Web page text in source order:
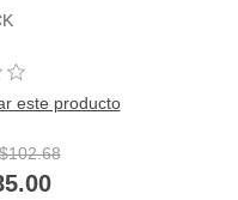
este producto